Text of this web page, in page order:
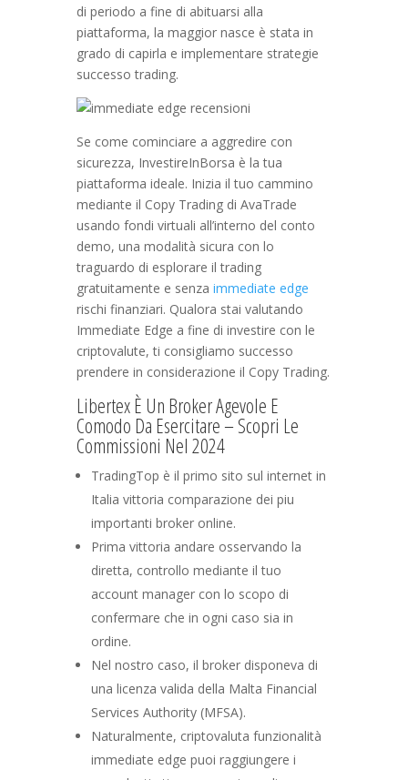
di periodo a fine di abituarsi alla
piattaforma, la maggior nasce è stata in
grado di capirla e implementare strategie
successo trading.
Se come cominciare a aggredire con
sicurezza, InvestireInBorsa è la tua
piattaforma ideale. Inizia il tuo cammino
mediante il Copy Trading di AvaTrade
usando fondi virtuali all’interno del conto
demo, una modalità sicura con lo
traguardo di esplorare il trading
gratuitamente e senza immediate edge
rischi finanziari. Qualora stai valutando
Immediate Edge a fine di investire con le
criptovalute, ti consigliamo successo
prendere in considerazione il Copy Trading.
Libertex È Un Broker Agevole E
Comodo Da Esercitare – Scopri Le
Commissioni Nel 2024
TradingTop è il primo sito sul internet in
Italia vittoria comparazione dei piu
importanti broker online.
Prima vittoria andare osservando la
diretta, controllo mediante il tuo
account manager con lo scopo di
confermare che in ogni caso sia in
ordine.
Nel nostro caso, il broker disponeva di
una licenza valida della Malta Financial
Services Authority (MFSA).
Naturalmente, criptovaluta funzionalità
immediate edge puoi raggiungere i